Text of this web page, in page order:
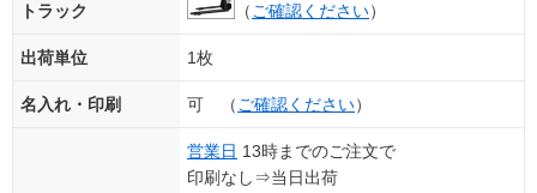
トラック
（ ご確認ください）
出荷単位 1枚
名入れ・印刷 可 （ ご確認ください）
営業日 13時までのご注文で
印刷なし⇒当日出荷